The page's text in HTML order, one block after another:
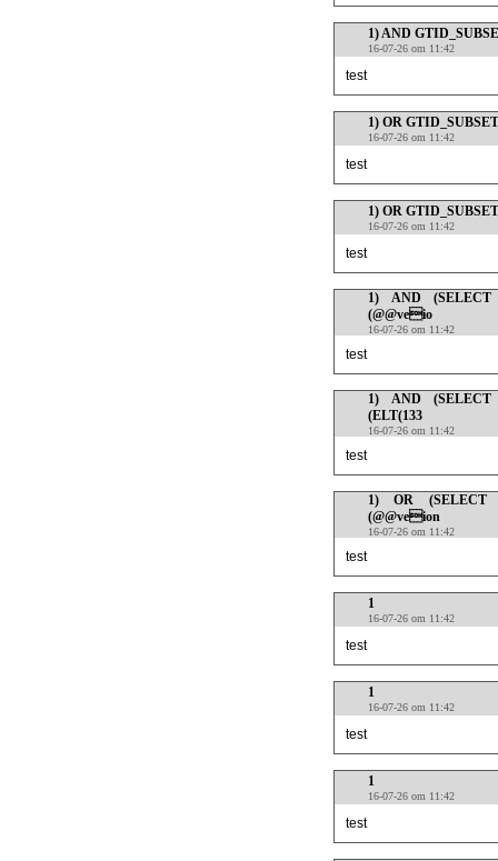
1) AND
16-07-26 om 11:42
test
1) OR
16-07-26 om 11:42
test
1) OR
16-07-26 om 11:42
test
1) AND (SELECT
(@@veio
16-07-26 om 11:42
test
1) AND (SELECT
(ELT(133
16-07-26 om 11:42
test
1) OR (SELECT 1
(@@veion
16-07-26 om 11:42
test
1
16-07-26 om 11:42
test
1
16-07-26 om 11:42
test
1
16-07-26 om 11:42
test